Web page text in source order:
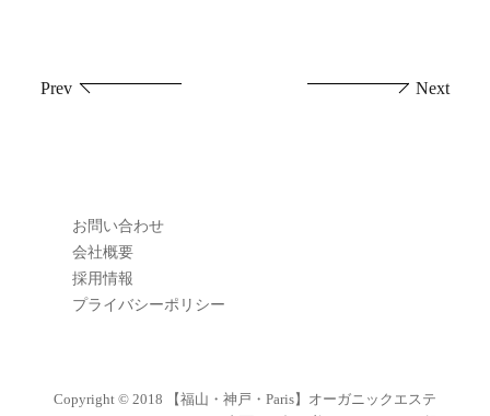
Prev Next
お問い合わせ
会社概要
採用情報
プライバシーポリシー
Copyright © 2018
【福山・神戸・Paris】オーガニックエステ